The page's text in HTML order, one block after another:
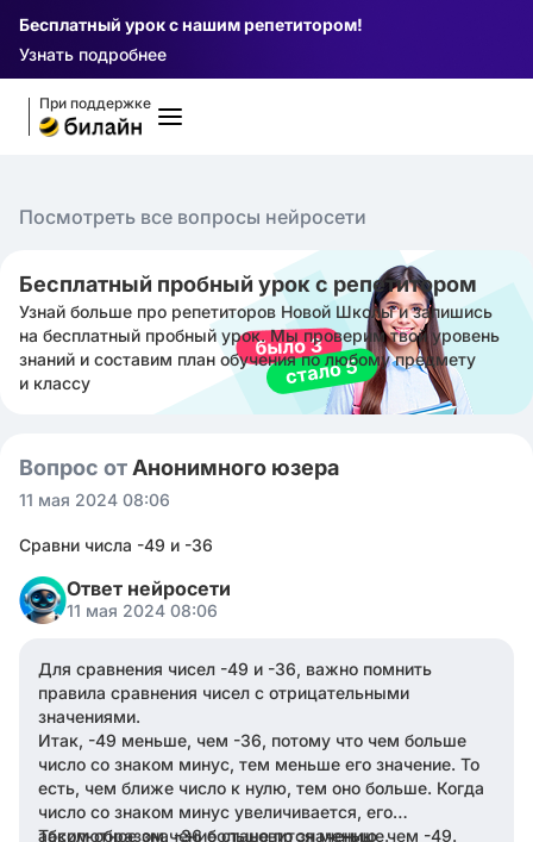
Бесплатный урок с нашим репетитором!
Узнать подробнее
При поддержке
Посмотреть все вопросы нейросети
Бесплатный пробный урок с репетитором
Узнай больше про репетиторов Новой Школы и запишись
на бесплатный пробный урок. Мы проверим твой уровень
знаний и составим план обучения по любому предмету
и классу
Вопрос от Анонимного юзера
11 мая 2024 08:06
Сравни числа -49 и -36
Ответ нейросети
11 мая 2024 08:06
Для сравнения чисел -49 и -36, важно помнить
правила сравнения чисел с отрицательными
значениями.
Итак, -49 меньше, чем -36, потому что чем больше
число со знаком минус, тем меньше его значение. То
есть, чем ближе число к нулю, тем оно больше. Когда
число со знаком минус увеличивается, его
абсолютное значение становится меньше.
Таким образом, -36 больше по значению, чем -49.